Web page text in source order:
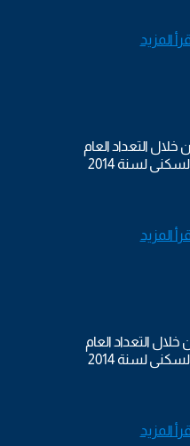
المزيد
خلال التعداد العام
لسنة 2014
المزيد
التعداد العام
لسنة 2014
المزيد